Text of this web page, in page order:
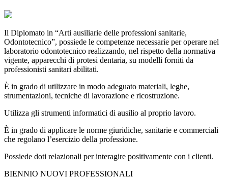
Il Diplomato in “Arti ausiliarie delle professioni sanitarie,
Odontotecnico”, possiede le competenze necessarie per operare nel
laboratorio odontotecnico realizzando, nel rispetto della normativa
vigente, apparecchi di protesi dentaria, su modelli forniti da
professionisti sanitari abilitati.
È in grado di utilizzare in modo adeguato materiali, leghe,
strumentazioni, tecniche di lavorazione e ricostruzione.
Utilizza gli strumenti informatici di ausilio al proprio lavoro.
È in grado di applicare le norme giuridiche, sanitarie e commerciali
che regolano l’esercizio della professione.
Possiede doti relazionali per interagire positivamente con i clienti.
BIENNIO NUOVI PROFESSIONALI